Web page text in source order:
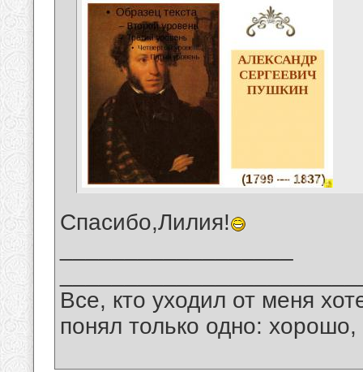
Спасибо,Лилия!
Все, кто уходил от меня
понял только одно: